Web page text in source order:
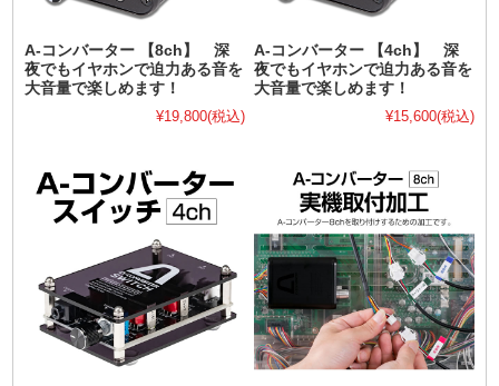
A-コンバーター 【8ch】 深
夜でもイヤホンで迫力ある音を
大音量で楽しめます！
¥19,800(税込)
A-コンバーター 【4ch】 深
夜でもイヤホンで迫力ある音を
大音量で楽しめます！
¥15,600(税込)